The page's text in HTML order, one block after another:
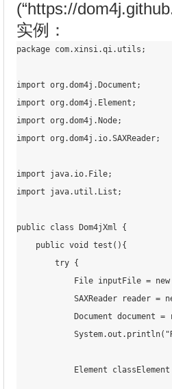
(“https://
实例：
package com.xinsi.qi.utils ;
import org .dom4j .Document ;
import org .dom4j .Element ;
import org .dom4j .Node;
import org .dom4j .io.SAXReader;
import java.io.File;
import java.util .List ;
public class Dom4jXml {
    public void test(){
        try {
File inputFile = new
SAXReader reader =
Document document =
            System
.out .println(
Element classElement